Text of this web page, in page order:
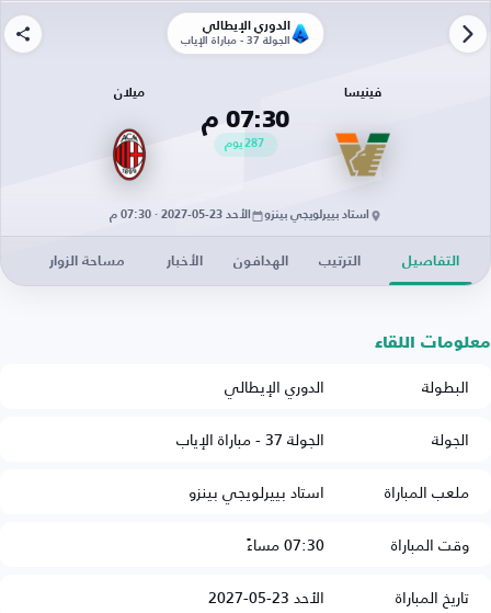
الدوري الإيطالي
الجولة 37 - مباراة الإياب
فينيسا
07:30 م
287يوم
ميلان
استاد بييرلويجي بينزو الأحد 23-05-2027 · 07:30 م
التفاصيل الترتيب الهدافون الأخبار مساحة الزوار
معلومات اللقاء
البطولة
الدوري الإيطالي
الجولة
الجولة 37 - مباراة الإياب
ملعب المباراة
استاد بييرلويجي بينزو
وقت المباراة
07:30 مساءً
تاريخ المباراة
الأحد 23-05-2027